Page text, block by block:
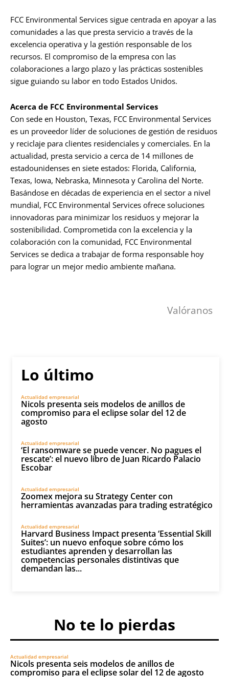
FCC Environmental Services sigue centrada en apoyar a las
comunidades a las que presta servicio a través de la
excelencia operativa y la gestión responsable de los
recursos. El compromiso de la empresa con las
colaboraciones a largo plazo y las prácticas sostenibles
sigue guiando su labor en todo Estados Unidos.
Acerca de FCC Environmental Services
Con sede en Houston, Texas, FCC Environmental Services
es un proveedor líder de soluciones de gestión de residuos
y reciclaje para clientes residenciales y comerciales. En la
actualidad, presta servicio a cerca de 14 millones de
estadounidenses en siete estados: Florida, California,
Texas, Iowa, Nebraska, Minnesota y Carolina del Norte.
Basándose en décadas de experiencia en el sector a nivel
mundial, FCC Environmental Services ofrece soluciones
innovadoras para minimizar los residuos y mejorar la
sostenibilidad. Comprometida con la excelencia y la
colaboración con la comunidad, FCC Environmental
Services se dedica a trabajar de forma responsable hoy
para lograr un mejor medio ambiente mañana.
Valóranos
Lo último
Actualidad empresarial
Nicols presenta seis modelos de anillos de
compromiso para el eclipse solar del 12 de
agosto
Actualidad empresarial
‘El ransomware se puede vencer. No pagues el
rescate’: el nuevo libro de Juan Ricardo Palacio
Escobar
Actualidad empresarial
Zoomex mejora su Strategy Center con
herramientas avanzadas para trading estratégico
Actualidad empresarial
Harvard Business Impact presenta ‘Essential Skill
Suites’: un nuevo enfoque sobre cómo los
estudiantes aprenden y desarrollan las
competencias personales distintivas que
demandan las...
No te lo pierdas
Actualidad empresarial
Nicols presenta seis modelos de anillos de
compromiso para el eclipse solar del 12 de agosto